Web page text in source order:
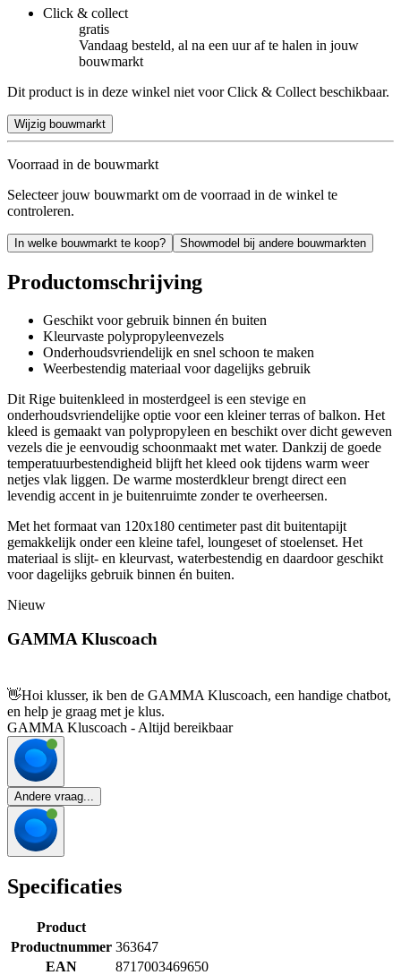
Click & collect
gratis
Vandaag besteld, al na een uur af te halen in jouw
bouwmarkt
Dit product is in deze winkel niet voor Click & Collect beschikbaar.
Wijzig bouwmarkt
Voorraad in de bouwmarkt
Selecteer jouw bouwmarkt om de voorraad in de winkel te
controleren.
In welke bouwmarkt te koop? Showmodel bij andere bouwmarkten
Productomschrijving
Geschikt voor gebruik binnen én buiten
Kleurvaste polypropyleenvezels
Onderhoudsvriendelijk en snel schoon te maken
Weerbestendig materiaal voor dagelijks gebruik
Dit Rige buitenkleed in mosterdgeel is een stevige en
onderhoudsvriendelijke optie voor een kleiner terras of balkon. Het
kleed is gemaakt van polypropyleen en beschikt over dicht geweven
vezels die je eenvoudig schoonmaakt met water. Dankzij de goede
temperatuurbestendigheid blijft het kleed ook tijdens warm weer
netjes vlak liggen. De warme mosterdkleur brengt direct een
levendig accent in je buitenruimte zonder te overheersen.
Met het formaat van 120x180 centimeter past dit buitentapijt
gemakkelijk onder een kleine tafel, loungeset of stoelenset. Het
materiaal is slijt- en kleurvast, waterbestendig en daardoor geschikt
voor dagelijks gebruik binnen én buiten.
Nieuw
GAMMA Kluscoach
👋Hoi klusser, ik ben de GAMMA Kluscoach, een handige chatbot,
en help je graag met je klus.
GAMMA Kluscoach - Altijd bereikbaar
Andere vraag...
Specificaties
Product
Productnummer 363647
EAN
8717003469650